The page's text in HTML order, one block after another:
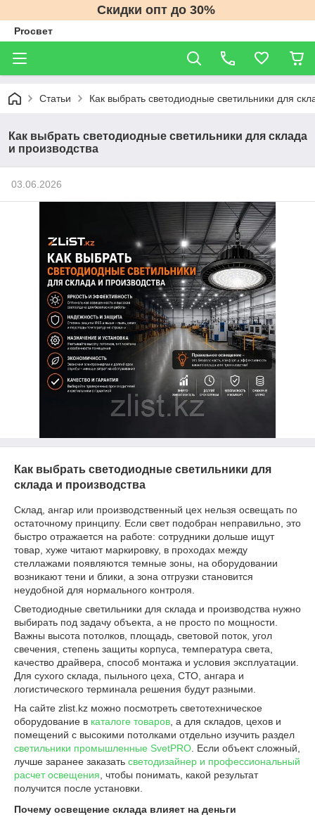
Скидки опт до 30%
Proсвет
Статьи Как выбрать светодиодные светильники для
Как выбрать светодиодные светильники для склада
и производства
03.06.2026
Как выбрать светодиодные светильники для
склада и производства
Склад, ангар или производственный цех нельзя освещать по
остаточному принципу. Если свет подобран неправильно, это
быстро отражается на работе: сотрудники дольше ищут
товар, хуже читают маркировку, в проходах между
стеллажами появляются темные зоны, на оборудовании
возникают тени и блики, а зона отгрузки становится
неудобной для нормального контроля.
Светодиодные светильники для склада и производства нужно
выбирать под задачу объекта, а не просто по мощности.
Важны высота потолков, площадь, световой поток, угол
свечения, степень защиты корпуса, температура света,
качество драйвера, способ монтажа и условия эксплуатации.
Для сухого склада, пыльного цеха, СТО, ангара и
логистического терминала решения будут разными.
На сайте zlist.kz можно посмотреть светотехническое
оборудование в каталоге товаров , а для складов, цехов и
помещений с высокими потолками отдельно изучить раздел
светильники промышленные SvetPRO . Если объект сложный,
лучше заранее заказать светодизайнер и профессиональный
расчет освещения , чтобы понимать, какой результат
получится после установки.
Почему освещение склада влияет на деньги